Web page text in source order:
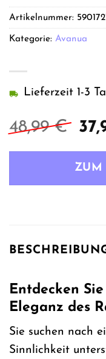
48,99€
Lieferzeit 1-3
ZUM
Artikelnummer:
Kategorie: Avanua
Entdecken
Eleganz des
Sie suchen nach
Sinnlichkeit